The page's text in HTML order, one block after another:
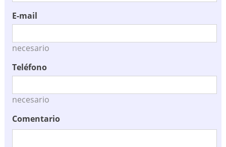
E-mail
necesario
Teléfono
necesario
Comentario